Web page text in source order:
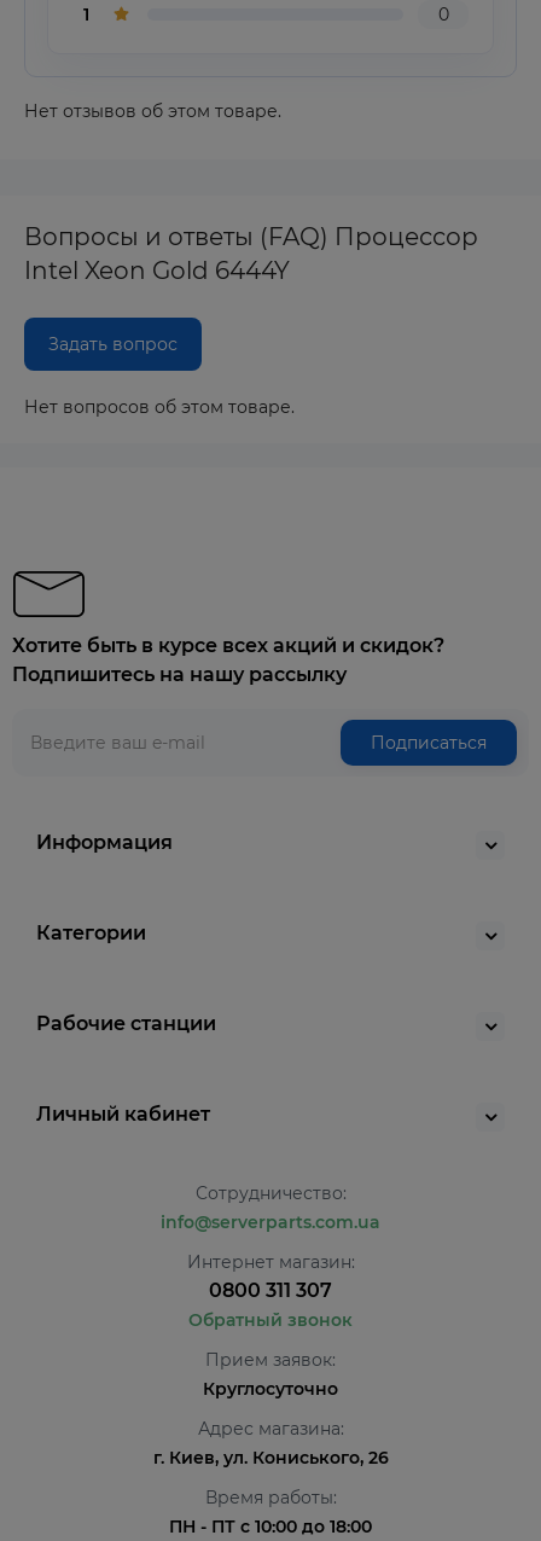
1 0
Нет отзывов об этом товаре.
Вопросы и ответы (FAQ) Процессор
Intel Xeon Gold 6444Y
Задать вопрос
Нет вопросов об этом товаре.
Хотите быть в курсе всех акций и скидок?
Подпишитесь на нашу рассылку
Подписаться
Информация
Категории
Рабочие станции
Личный кабинет
Сотрудничество:
info@serverparts.com.ua
Интернет магазин:
0800 311 307
Обратный звонок
Прием заявок:
Круглосуточно
Адрес магазина:
г. Киев, ул. Кониського, 26
Время работы:
ПН - ПТ с 10:00 до 18:00